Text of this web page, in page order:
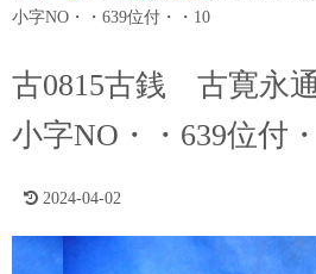
ッ
小字NO・・639位付・・10
古0815古銭 古寛永
小字NO・・639位付
2024-04-02